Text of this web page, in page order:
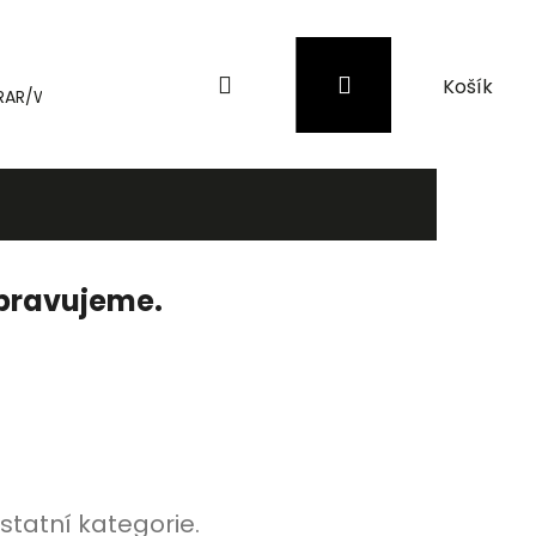
WinRAR Záložní zdroje (UPS) a přepěťové
PřihlášeníNákupní
košík
kategorie.